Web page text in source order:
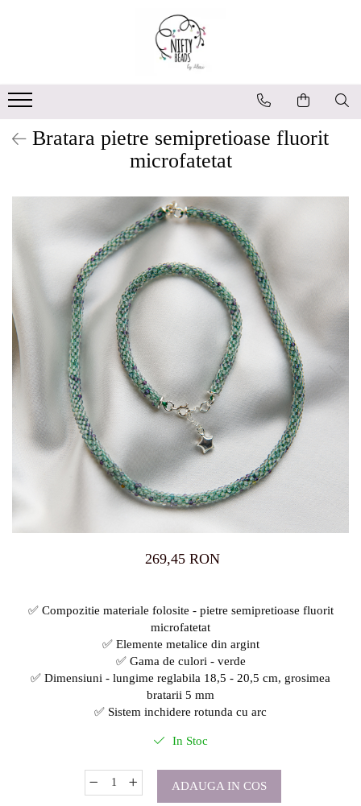
Bratara pietre semipretioase fluorit
microfatetat
269,45 RON
✅ Compozitie materiale folosite - pietre semipretioase fluorit
microfatetat
✅ Elemente metalice din argint
✅ Gama de culori - verde
✅ Dimensiuni - lungime reglabila 18,5 - 20,5 cm, grosimea
bratarii 5 mm
✅ Sistem inchidere rotunda cu arc
In Stoc
ADAUGA IN COS